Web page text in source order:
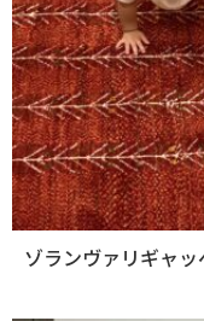
ゾランヴァリギャッ